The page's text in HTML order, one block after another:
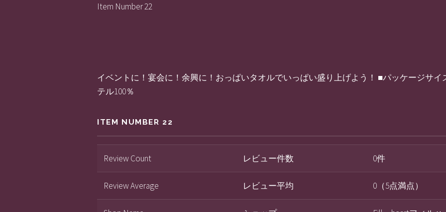
Item Number 22
イベントに！宴会に！余興に！おっぱいタオルでいっぱい盛り上げよう！ ■パッケージサイ
テル100％
ITEM NUMBER 22
Review Count レビュー件数 0件
Review Average レビュー平均 0（5点満点）